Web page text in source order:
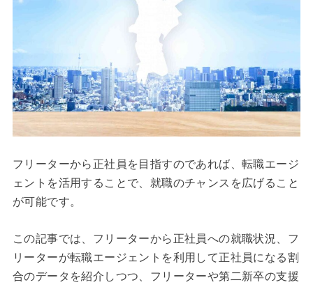
フリーターから正社員を目指すのであれば、転職エージ
ェントを活用することで、就職のチャンスを広げること
が可能です。
この記事では、フリーターから正社員への就職状況、フ
リーターが転職エージェントを利用して正社員になる割
合のデータを紹介しつつ、フリーターや第二新卒の支援